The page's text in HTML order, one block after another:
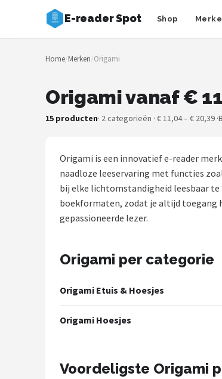
E-reader Spot Shop
Zoeken
NAVIGATIE
Merken
Auteurs
E-readers
BROTECT
Home/Merken/Origami
Origami vanaf €
15 producten· 2 categorieën · € 11,04 – € 20,39 ·
Origami is een innovatief e-reader
naadloze leeservaring met functies
bij elke lichtomstandigheid leesbaar te
boekformaten, zodat je altijd toegang
gepassioneerde lezer.
Origami per categorie
Origami Etuis & Hoesjes
Origami Hoesjes
Voordeligste Origami